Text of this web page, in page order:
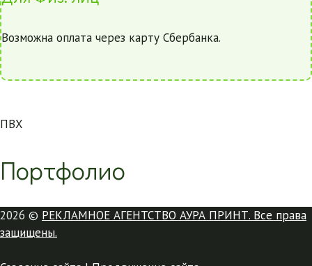
Возможна оплата через карту Сбербанка.
ПВХ
Портфолио
2026 © РЕКЛАМНОЕ АГЕНТСТВО АУРА ПРИНТ. Все права
защищены.